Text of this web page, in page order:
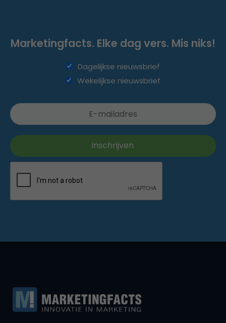
Marketingfacts. Elke dag vers. Mis niks!
Dagelijkse nieuwsbrief
Wekelijkse nieuwsbrief